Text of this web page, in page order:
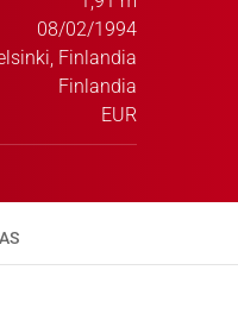
08/02/1994
Finlandia
Finlandia
EUR